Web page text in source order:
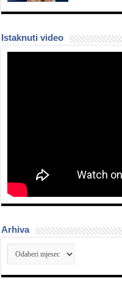
Istaknuti video
Arhiva
Arhiva